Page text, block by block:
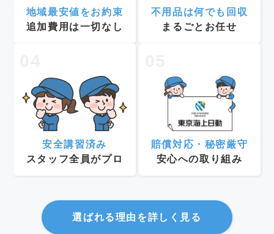
地域最安値をお約束
追加費用は一切なし
不用品は何でも回収
まるごとお任せ
安全講習済み
スタッフ全員がプロ
賠償対応・秘密厳守
安心への取り組み
選ばれる理由を詳しく見る